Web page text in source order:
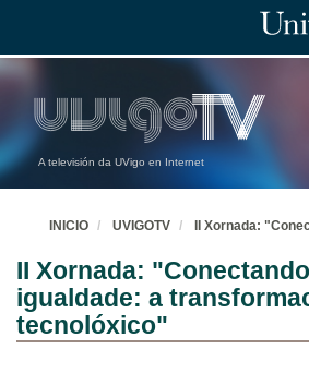
A televisión da UVigo en Internet
INICIO UVIGOTV II Xornada:
II Xornada:
igualdade: a
tecnolóxico"